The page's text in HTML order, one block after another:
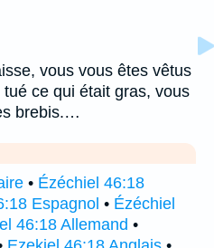
vous vous êtes vêtus
ce qui était gras, vous
brebis.…
• Ézéchiel 46:18
Espagnol • Ézéchiel
46:18 Allemand •